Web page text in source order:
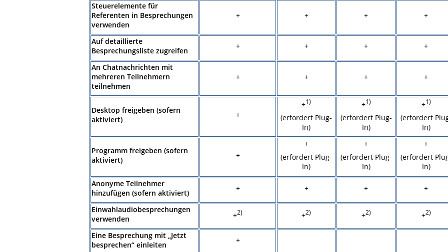
Steuerelemente für
Referenten in Besprechungen
verwenden
+ + + +
Auf detaillierte
Besprechungsliste zugreifen
+ + + +
An Chatnachrichten mit
mehreren Teilnehmern
teilnehmen
+ + + +
Desktop freigeben (sofern
aktiviert)
+
+1)
(erfordert Plug-
In)
+1)
(erfordert Plug-
In)
+1)
(erfordert
In)
Programm freigeben (sofern
aktiviert)
+
+
(erfordert Plug-
In)
+
(erfordert Plug-
In)
+
(erfordert
In)
Anonyme Teilnehmer
hinzufügen (sofern aktiviert)
+ + + +
Einwahlaudiobesprechungen
verwenden
+2) +2) +2) +2)
Eine Besprechung mit „Jetzt
besprechen“ einleiten
+